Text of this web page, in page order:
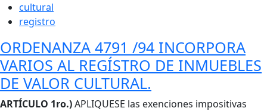
cultural
registro
ORDENANZA 4791 /94 INCORPORA
VARIOS AL REGÍSTRO DE INMUEBLES
DE VALOR CULTURAL.
Cuerpo
ARTÍCULO 1ro.)APLIQUESE las exenciones impositivas